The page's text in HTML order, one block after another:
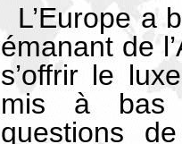
L’Europe a
émanant de
s’offrir le
mis à bas
questions